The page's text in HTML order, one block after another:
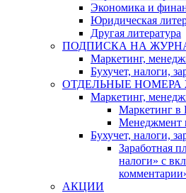
Экономика и
Юридическая
Другая литература
ПОДПИСКА НА
Маркетинг,
Бухучет, налоги,
ОТДЕЛЬНЫЕ
Маркетинг,
Маркетинг в
Менеджмент
Бухучет, налоги,
Заработная
налоги» с
АКЦИИ